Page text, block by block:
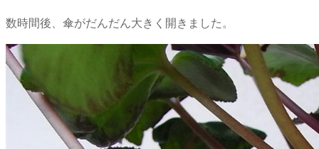
数時間後、傘がだんだん大きく開きました。